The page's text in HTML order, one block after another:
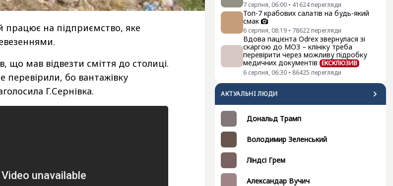
7 серпня, 06:00 • 41624 перегляди
Топ-7 крабових салатів на будь-який
смак
6 серпня, 08:19 • 78622 перегляди
Вдова пацієнта Odrex звернулася зі
скаргою до МОЗ – клініку треба
перевірити через можливу підробку
медичних документів ЕКСКЛЮЗИВ
6 серпня, 06:30 • 86425 перегляди
АКТУАЛЬНI ЛЮДИ
Дональд Трамп
Володимир Зеленський
Ліндсі Грем
Александар Вучич
працює на підприємство, яке
що мав відвезти сміття до столиці.
бо вантажівку
Г.Сернівка.